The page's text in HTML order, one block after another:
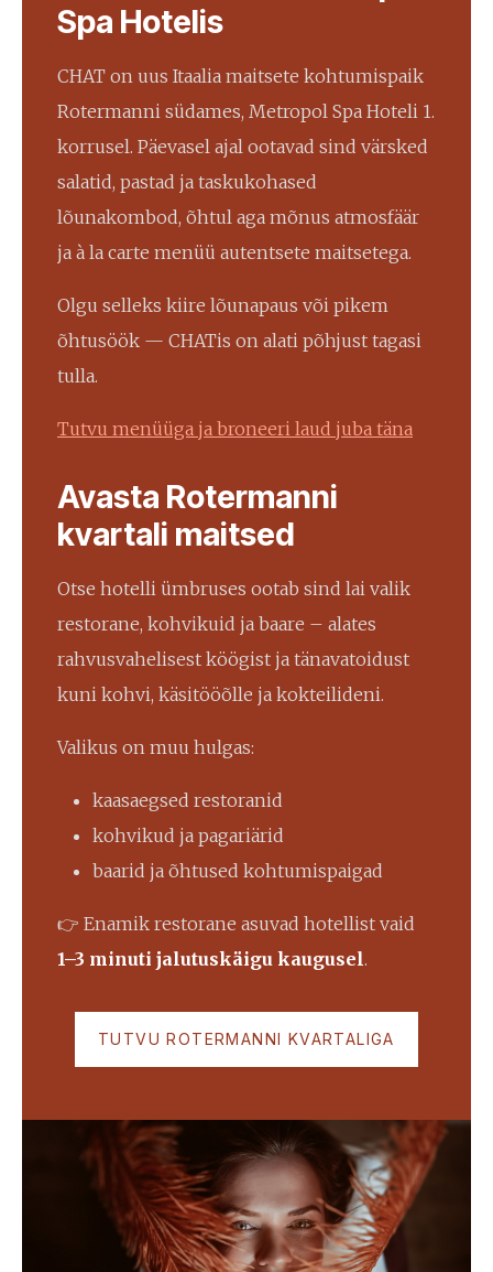
Spa Hotelis
CHAT on uus Itaalia maitsete kohtumispaik
Rotermanni südames, Metropol Spa Hoteli 1.
korrusel. Päevasel ajal ootavad sind värsked
salatid, pastad ja taskukohased
lõunakombod, õhtul aga mõnus atmosfäär
ja à la carte menüü autentsete maitsetega.
Olgu selleks kiire lõunapaus või pikem
õhtusöök — CHATis on alati põhjust tagasi
tulla.
Tutvu menüüga ja broneeri laud juba täna
Avasta Rotermanni
kvartali maitsed
Otse hotelli ümbruses ootab sind lai valik
restorane, kohvikuid ja baare – alates
rahvusvahelisest köögist ja tänavatoidust
kuni kohvi, käsitööõlle ja kokteilideni.
Valikus on muu hulgas:
kaasaegsed restoranid
kohvikud ja pagariärid
baarid ja õhtused kohtumispaigad
👉 Enamik restorane asuvad hotellist vaid
1–3 minuti jalutuskäigu kaugusel.
TUTVU ROTERMANNI KVARTALIGA